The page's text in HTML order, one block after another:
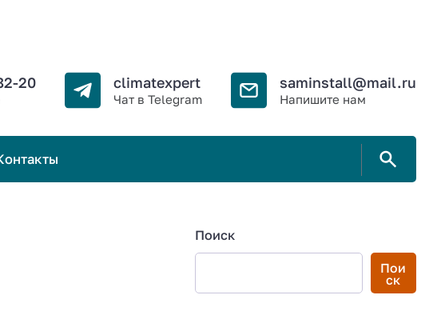
20 climatexpert
Чат в Telegram
sаminstall@mail.ru
Напишите нам
Поиск
Пои
ск